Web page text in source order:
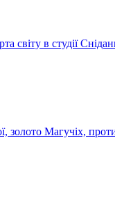
світу в студії
золото Магучіх,